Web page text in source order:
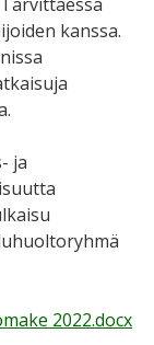
kanssa.
ja
2022.docx